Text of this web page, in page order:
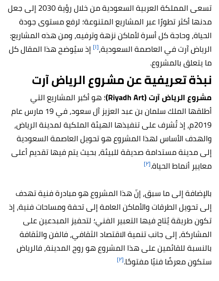
تسعى المملكة العربية السعودية من خلال رؤية 2030 إلى جعل
مدنها أكثر تطورًا عبر المشاريع المتنوعة؛ لرفع مستوى جودة
الحياة، وحاجة كل أسرة لأماكن نزهة وترفيه، ومن هذه المشاريع:
الرياض آرت في العاصمة السعودية،[١] إذ سيُوضح هذا المقال كل
ما يتعلق بالمشروع.
نبذة تعريفية عن مشروع الرياض آرت
مشروع الرياض آرت (Riyadh Art)
؛ هو أكبر المشاريع التي
أطلقها الملك سلمان بن عبد العزيز آل سعود، في 19 مارس عام
2019م، إذ تُشرف على تنفيذها الهيئة الملكية لمدينة الرياض،
والهدف الأساس لهذا المشروع هو تحويل العاصمة السعودية
إلى مدينة مستدامة صديقة للبيئة، بحيث يتم فيها تقديم أعلى
معايير أنماط الحياة.[٢]
بالإضافة إلى ما سبق، إنّ هذا المشروع هو مبادرة فنية تهدف
إلى تحويل الطرقات والأماكن العامة إلى تحفة ومساحات فنية، إذ
تكون طريقة يُتاح فيها التعبير الفني؛ لتحفيز المبدعين على
المشاركة، إلى جانب تنمية الاقتصاد الثقافي، فالفن والثقافة
بالنسبة للقائمين على هذا المشروع هو روح المدينة، فالرياض
ستكون معرضًا فنيًا مفتوحًا.[٢]